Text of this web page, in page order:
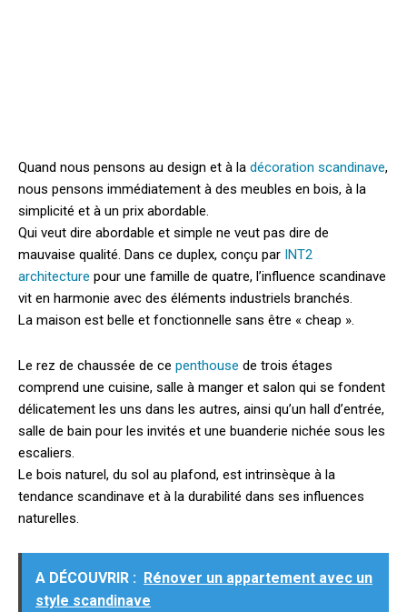
Quand nous pensons au design et à la décoration scandinave,
nous pensons immédiatement à des meubles en bois, à la
simplicité et à un prix abordable.
Qui veut dire abordable et simple ne veut pas dire de
mauvaise qualité. Dans ce duplex, conçu par INT2
architecture pour une famille de quatre, l’influence scandinave
vit en harmonie avec des éléments industriels branchés.
La maison est belle et fonctionnelle sans être « cheap ».
Le rez de chaussée de ce penthouse de trois étages
comprend une cuisine, salle à manger et salon qui se fondent
délicatement les uns dans les autres, ainsi qu’un hall d’entrée,
salle de bain pour les invités et une buanderie nichée sous les
escaliers.
Le bois naturel, du sol au plafond, est intrinsèque à la
tendance scandinave et à la durabilité dans ses influences
naturelles.
A DÉCOUVRIR :
Rénover un appartement avec un
style scandinave